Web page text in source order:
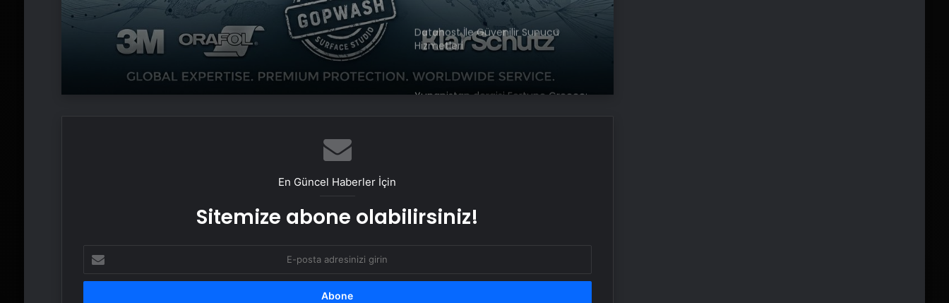
Datahost İle Güvenilir Sunucu
Hizmetleri
Yunanistan dergisi Fortune Greece:
İntihar denildi cinayet çıktı! 7 yıl
En Güncel Haberler İçin
Sitemize abone olabilirsiniz!
posta
adresinizi